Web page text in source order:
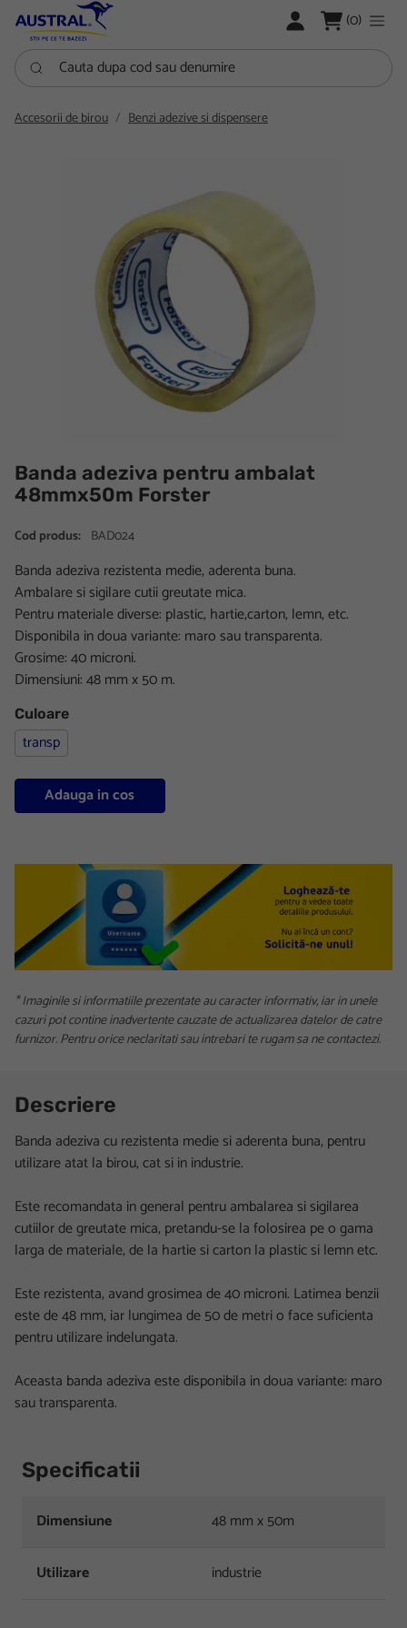
LOGARE (0)
Cauta dupa cod sau denumire
Accesorii de birou Benzi adezive si dispensere
Banda adeziva pentru ambalat
48mmx50m Forster
Cod produs: BAD024
Banda adeziva rezistenta medie, aderenta buna.
Ambalare si sigilare cutii greutate mica.
Pentru materiale diverse: plastic, hartie,carton, lemn, etc.
Disponibila in doua variante: maro sau transparenta.
Grosime: 40 microni.
Dimensiuni: 48 mm x 50 m.
Culoare
transp
Adauga in cos
* Imaginile si informatiile prezentate au caracter informativ, iar in unele
cazuri pot contine inadvertente cauzate de actualizarea datelor de catre
furnizor. Pentru orice neclaritati sau intrebari te rugam sa ne contactezi.
Descriere
Banda adeziva cu rezistenta medie si aderenta buna, pentru
utilizare atat la birou, cat si in industrie.
Este recomandata in general pentru ambalarea si sigilarea
cutiilor de greutate mica, pretandu-se la folosirea pe o gama
larga de materiale, de la hartie si carton la plastic si lemn etc.
Este rezistenta, avand grosimea de 40 microni. Latimea benzii
este de 48 mm, iar lungimea de 50 de metri o face suficienta
pentru utilizare indelungata.
Aceasta banda adeziva este disponibila in doua variante: maro
sau transparenta.
Specificatii
Dimensiune 48 mm x 50m
Utilizare industrie